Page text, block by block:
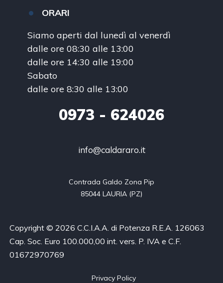
ORARI
Siamo aperti dal lunedì al venerdì
dalle ore 08:30 alle 13:00
dalle ore 14:30 alle 19:00
Sabato
dalle ore 8:30 alle 13:00
0973 - 624026
info@caldararo.it
Contrada Galdo Zona Pip
85044 LAURIA (PZ)
Copyright © 2026 C.C.I.A.A. di Potenza R.E.A. 126063
Cap. Soc. Euro 100.000,00 int. vers. P. IVA e C.F.
01672970769
Privacy Policy